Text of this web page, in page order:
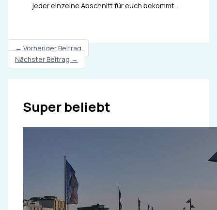
jeder einzelne Abschnitt für euch bekommt.
←Vorheriger Beitrag
Nächster Beitrag →
Super beliebt